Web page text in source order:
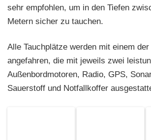
sehr empfohlen, um in den Tiefen
Metern sicher zu tauchen.
Alle Tauchplätze werden mit einem der
angefahren, die mit jeweils zwei
Außenbordmotoren, Radio, GPS,
Sauerstoff und Notfallkoffer